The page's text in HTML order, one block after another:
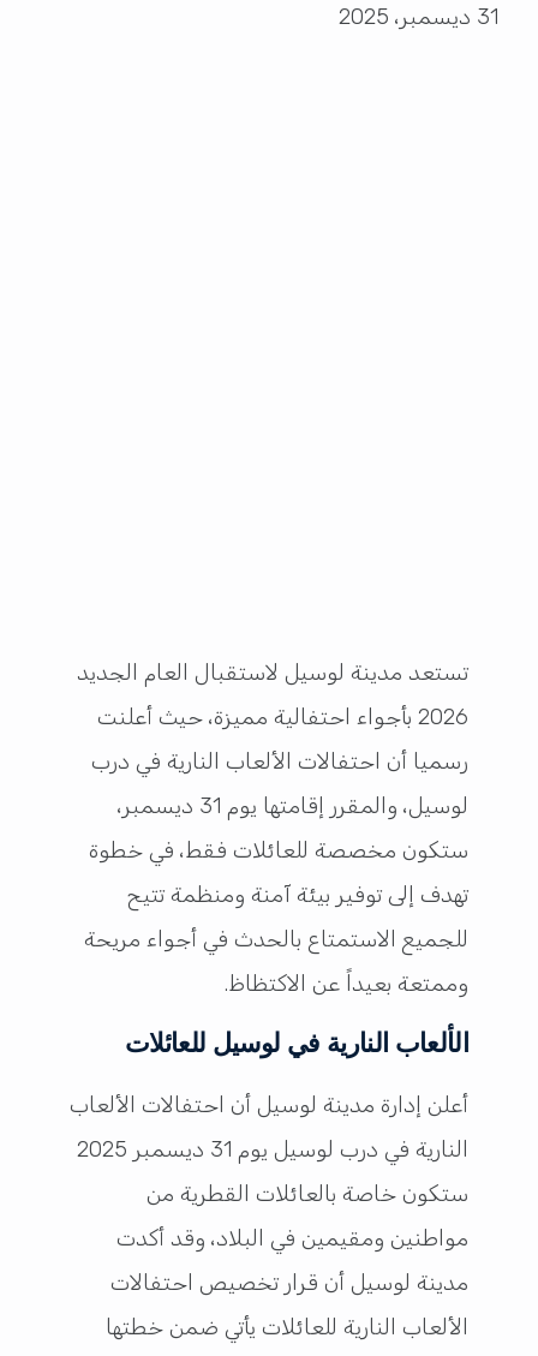
31 ديسمبر، 2025
تستعد مدينة لوسيل لاستقبال العام الجديد
2026 بأجواء احتفالية مميزة، حيث أعلنت
رسميا أن احتفالات الألعاب النارية في درب
لوسيل، والمقرر إقامتها يوم 31 ديسمبر،
ستكون مخصصة للعائلات فقط، في خطوة
تهدف إلى توفير بيئة آمنة ومنظمة تتيح
للجميع الاستمتاع بالحدث في أجواء مريحة
وممتعة بعيداً عن الاكتظاظ.
الألعاب النارية في لوسيل للعائلات
أعلن إدارة مدينة لوسيل أن احتفالات الألعاب
النارية في درب لوسيل يوم 31 ديسمبر 2025
ستكون خاصة بالعائلات القطرية من
مواطنين ومقيمين في البلاد، وقد أكدت
مدينة لوسيل أن قرار تخصيص احتفالات
الألعاب النارية للعائلات يأتي ضمن خطتها